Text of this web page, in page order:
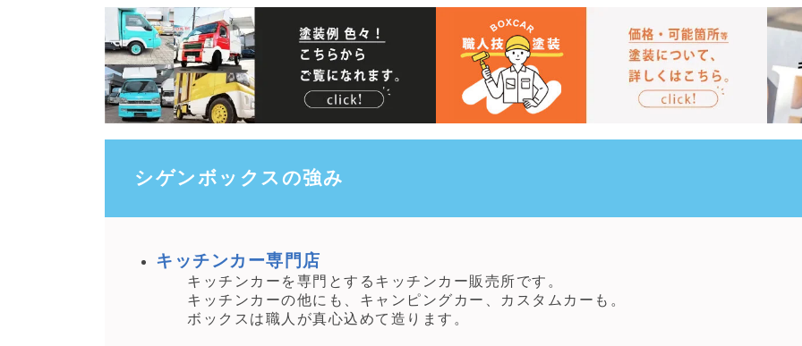
シゲンボックスの強み
キッチンカー専門店
キッチンカーを専門とするキッチンカー販売所です。
キッチンカーの他にも、キャンピングカー、カスタムカーも。
ボックスは職人が真心込めて造ります。